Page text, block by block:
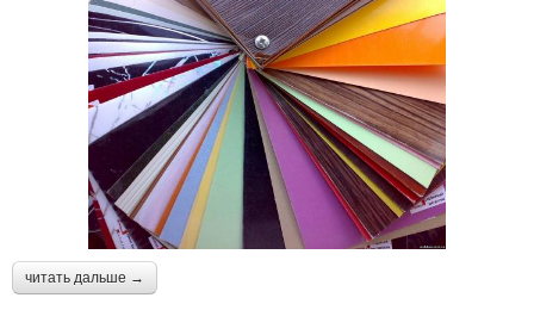
читать дальше →